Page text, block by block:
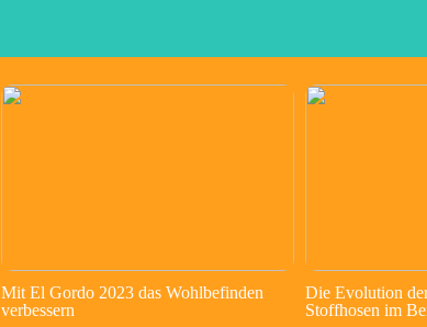
Mit El Gordo 2023 das Wohlbefinden
verbessern
Die Evolution
Stoffhosen im